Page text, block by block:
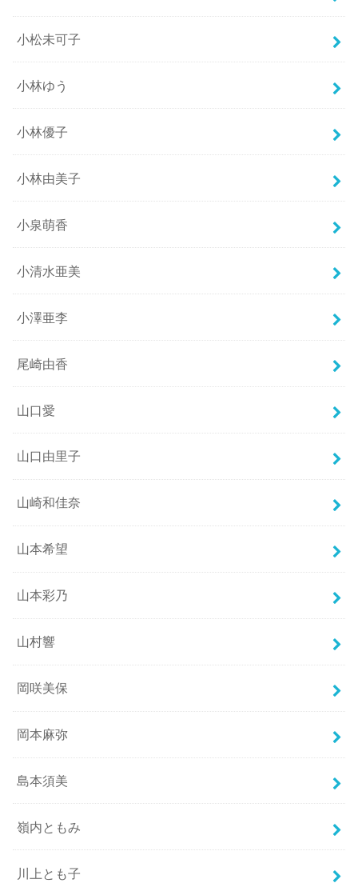
小松未可子
小林ゆう
小林優子
小林由美子
小泉萌香
小清水亜美
小澤亜李
尾崎由香
山口愛
山口由里子
山崎和佳奈
山本希望
山本彩乃
山村響
岡咲美保
岡本麻弥
島本須美
嶺内ともみ
川上とも子